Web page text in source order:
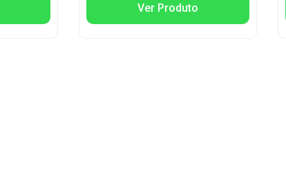
Ver Produto